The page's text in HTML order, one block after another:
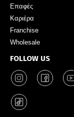
Επαφές
Καριέρα
Franchise
Wholesale
FOLLOW US